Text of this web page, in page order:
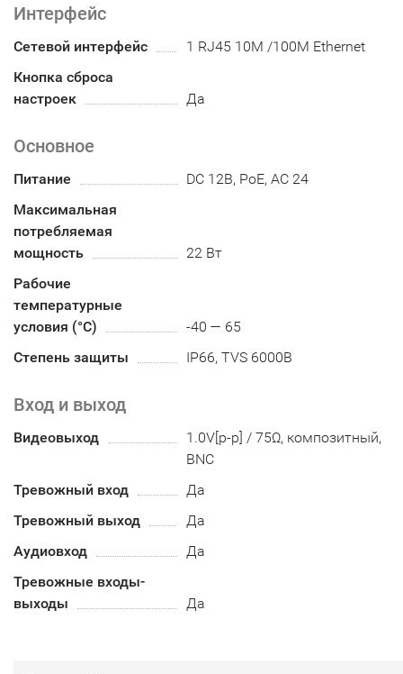
Интерфейс
Сетевой интерфейс
1 RJ45 10M /100M Ethernet
Кнопка сброса
настроек
Да
Основное
Питание
DC 12В, PoE, AC 24
Максимальная
потребляемая
мощность
22 Вт
Рабочие
температурные
условия (°С)
-40 — 65
Степень защиты
IP66, TVS 6000В
Вход и выход
Видеовыход
1.0V[p-p] / 75Ω, композитный,
BNC
Тревожный вход
Да
Тревожный выход
Да
Аудиовход
Да
Тревожные входы-
выходы
Да